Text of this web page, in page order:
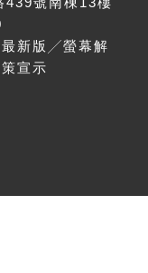
新版╱螢幕解
宣示